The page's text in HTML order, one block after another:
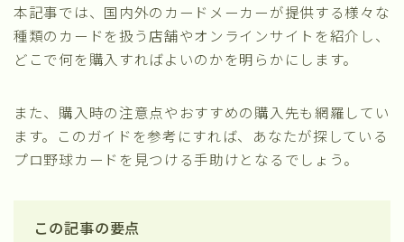
本記事では、国内外のカードメーカーが提供する様々な
種類のカードを扱う店舗やオンラインサイトを紹介し、
どこで何を購入すればよいのかを明らかにします。
また、購入時の注意点やおすすめの購入先も網羅してい
ます。このガイドを参考にすれば、あなたが探している
プロ野球カードを見つける手助けとなるでしょう。
この記事の要点